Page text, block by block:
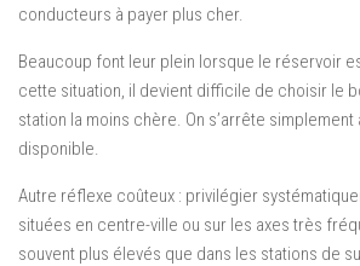
conducteurs à payer plus cher.
Beaucoup font leur plein lorsque le réservoir
cette situation, il devient difficile de choisir le
station la moins chère. On s’arrête
disponible.
Autre réflexe coûteux : privilégier
situées en centre-ville ou sur les axes très
souvent plus élevés que dans les stations de